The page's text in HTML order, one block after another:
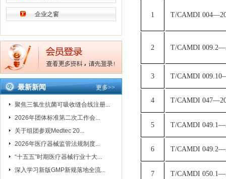
企业之窗
最新新闻 更多>>
聚焦三氯生抗菌可吸收缝合线注册...
2026年团体标准第二次工作会...
关于组团参观Medtec 20...
2026年医疗器械监管法规制度...
“十五五”时期医疗器械行业十大...
深入学习新版GMP新规落地全流...
1 T/CAMDI
2 T/CAMDI
3 T/CAMDI
4 T/CAMDI
5 T/CAMDI
6 T/CAMDI
7 T/CAMDI